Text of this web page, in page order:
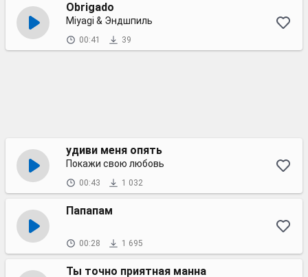
Obrigado
Miyagi & Эндшпиль
00:41 39
удиви меня опять
Покажи свою любовь
00:43 1 032
Папапам
00:28 1 695
Ты точно приятная манна